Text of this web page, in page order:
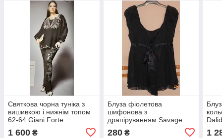
Святкова чорна туніка з
вишивкою і нижнім топом
62-64 Giani Forte
1 600 ₴
Блуза фіолетова
шифонова з
драпіруванням Savage
280₴ 1